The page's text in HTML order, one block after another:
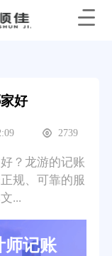
好
2739
？龙游的记账
规、可靠的服
...
师记账